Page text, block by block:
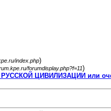
index.php)
forumdisplay.php?f=11)
РУССКОЙ ЦИВИЛИЗАЦИИ или